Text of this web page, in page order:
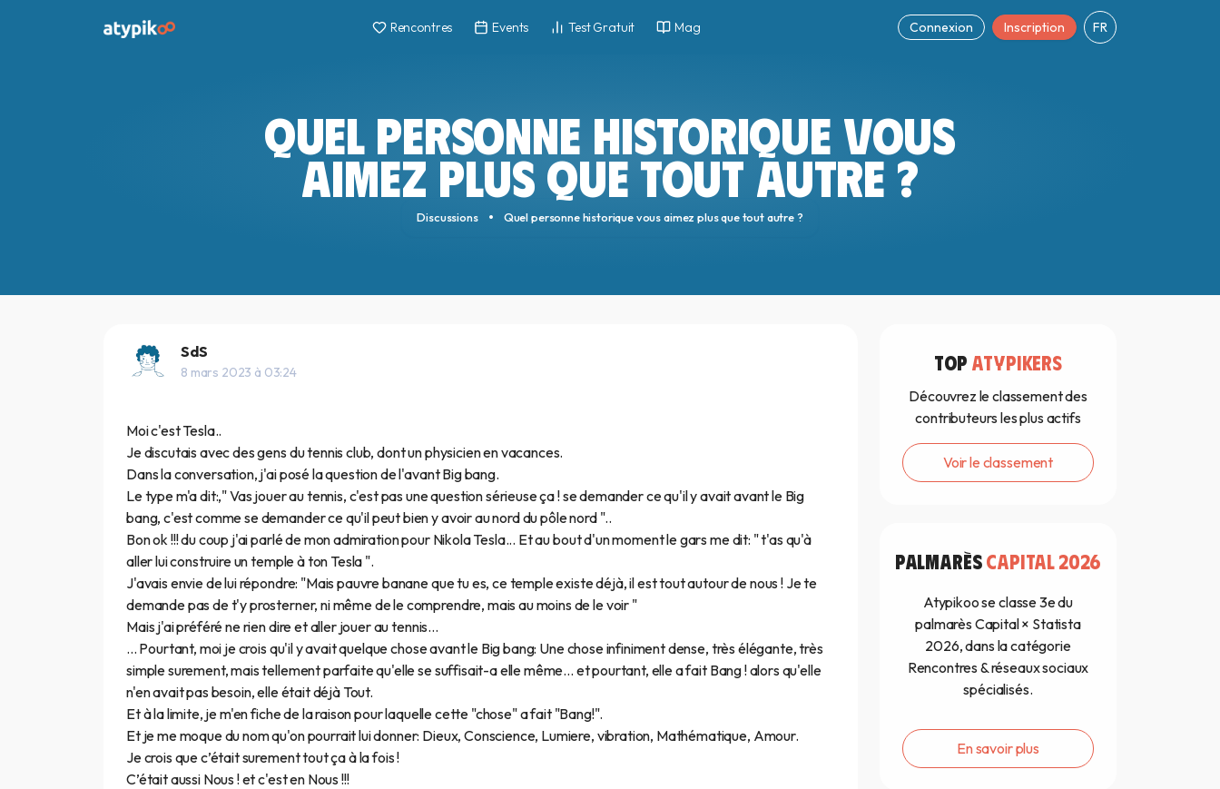
Connexion Inscription FR
Rencontres Events Test Gratuit Mag
QUEL PERSONNE HISTORIQUE VOUS
AIMEZ PLUS QUE TOUT AUTRE ?
Discussions Quel personne historique vous aimez plus que tout autre ?
SdS
8 mars 2023 à 03:24
Moi c'est Tesla..
Je discutais avec des gens du tennis club, dont un physicien en vacances.
Dans la conversation, j'ai posé la question de l'avant Big bang.
Le type m'a dit:," Vas jouer au tennis, c'est pas une question sérieuse ça ! se demander ce qu'il y avait avant le Big
bang, c'est comme se demander ce qu'il peut bien y avoir au nord du pôle nord "..
Bon ok !!! du coup j'ai parlé de mon admiration pour Nikola Tesla... Et au bout d'un moment le gars me dit: " t'as qu'à
aller lui construire un temple à ton Tesla ".
J'avais envie de lui répondre: "Mais pauvre banane que tu es, ce temple existe déjà, il est tout autour de nous ! Je te
demande pas de t'y prosterner, ni même de le comprendre, mais au moins de le voir "
Mais j'ai préféré ne rien dire et aller jouer au tennis...
... Pourtant, moi je crois qu'il y avait quelque chose avant le Big bang: Une chose infiniment dense, très élégante, très
simple surement, mais tellement parfaite qu'elle se suffisait-a elle même... et pourtant, elle a fait Bang ! alors qu'elle
n'en avait pas besoin, elle était déjà Tout.
Et à la limite, je m'en fiche de la raison pour laquelle cette "chose" a fait "Bang!".
Et je me moque du nom qu'on pourrait lui donner: Dieux, Conscience, Lumiere, vibration, Mathématique, Amour.
Je crois que c’était surement tout ça à la fois !
C’était aussi Nous ! et c'est en Nous !!!
TOP ATYPIKERS
Découvrez le classement des
contributeurs les plus actifs
Voir le classement
PALMARÈSCAPITAL 2026
Atypikoo se classe 3e du
palmarès Capital × Statista
2026, dans la catégorie
Rencontres & réseaux sociaux
spécialisés.
En savoir plus